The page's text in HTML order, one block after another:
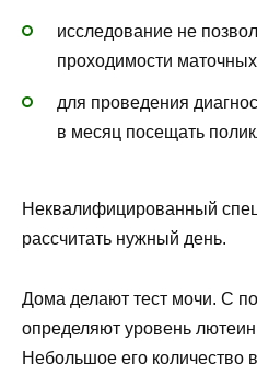
исследование не
проходимости маточных
для проведения
в месяц посещать
Неквалифицированный
рассчитать нужный день.
Дома делают тест мочи. С
определяют уровень
Небольшое его количество